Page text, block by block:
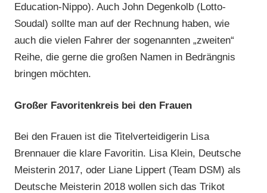
Education-Nippo). Auch John Degenkolb (Lotto-
Soudal) sollte man auf der Rechnung haben, wie
auch die vielen Fahrer der sogenannten „zweiten“
Reihe, die gerne die großen Namen in Bedrängnis
bringen möchten.
Großer Favoritenkreis bei den Frauen
Bei den Frauen ist die Titelverteidigerin Lisa
Brennauer die klare Favoritin. Lisa Klein, Deutsche
Meisterin 2017, oder Liane Lippert (Team DSM) als
Deutsche Meisterin 2018 wollen sich das Trikot